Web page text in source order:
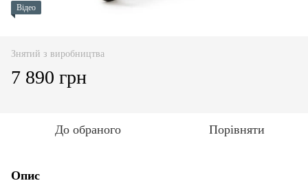
Відео
Знятий з виробництва
7 890 грн
До обраного Порівняти
Опис